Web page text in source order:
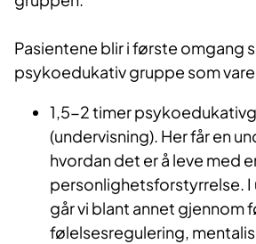
Pasientene blir i første omgang
psykoedukativ gruppe som
1,5-2 timer
(undervisning). Her får en
hvordan det er å leve med
personlighetsforstyrrelse. I
går vi blant annet gjennom
følelsesregulering,